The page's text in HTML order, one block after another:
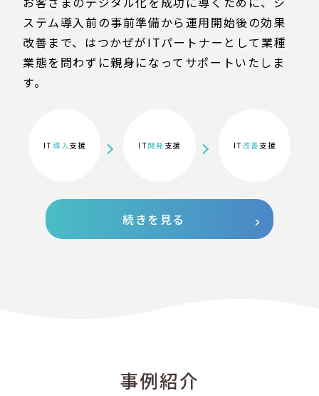
ステム導入前の事前準備から運用開始後の効果
改善まで、はつかぜがITパートナーとして業種
業態を問わずに親身になってサポートいたしま
す。
IT導入 支援 IT開発 支援 IT改善 支援
続きを見る
事例紹介